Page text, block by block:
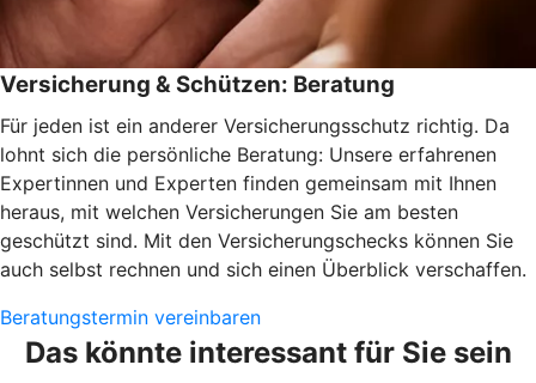
Versicherung & Schützen: Beratung
Für jeden ist ein anderer Versicherungsschutz richtig. Da
lohnt sich die persönliche Beratung: Unsere erfahrenen
Expertinnen und Experten finden gemeinsam mit Ihnen
heraus, mit welchen Versicherungen Sie am besten
geschützt sind. Mit den Versicherungschecks können Sie
auch selbst rechnen und sich einen Überblick verschaffen.
Beratungstermin vereinbaren
Das könnte interessant für Sie sein